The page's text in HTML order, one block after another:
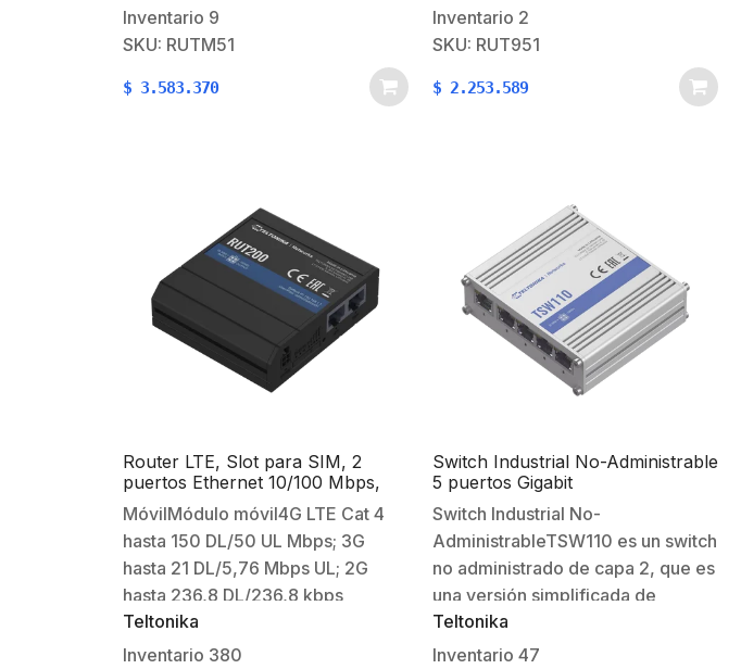
DL, 11 Mbps ULLanzamiento de
3GPPLanzamiento 15Conmutador
SIM2 tarjetas SIM, auto-cambio:…
Inventario 9
SKU: RUTM51
$ 3.583.370
dispositivo cuenta con
conectividad celular 4G dual SIM
interfaces Ethernet para satisfacer
Inventario 2
SKU: RUT951
$ 2.253.589
Router LTE, Slot para SIM, 2
puertos Ethernet 10/100 Mbps,
Wi-Fi 2.4 GHz, Interfaz Amigable,
Bandas B1, B2, B3, B4, B5, B7,
B8, B28
MóvilMódulo móvil4G LTE Cat 4
hasta 150 DL/50 UL Mbps; 3G
hasta 21 DL/5,76 Mbps UL; 2G
hasta 236,8 DL/236,8 kbps
ULLanzamiento de 3GPPVersión
9EstadoIMSI, ICCID, operador,
Teltonika
Inventario 380
Switch Industrial No-Administrable
5 puertos Gigabit
Switch Industrial No-
AdministrableTSW110 es un switch
no administrado de capa 2, que es
una versión simplificada de
nuestro producto anterior:
TSW100.Es posible encenderse a
Teltonika
Inventario 47